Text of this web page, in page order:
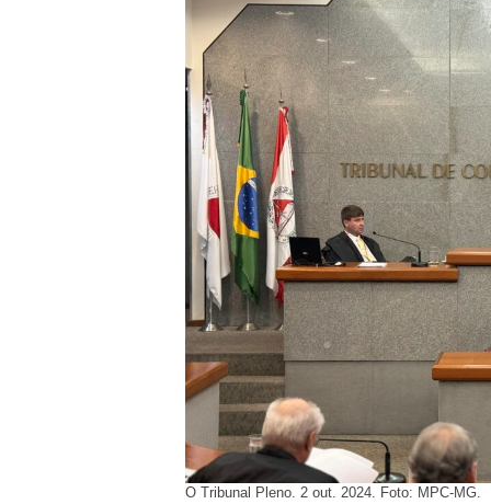
O Tribunal Pleno. 2 out. 2024. Foto: MPC-MG.